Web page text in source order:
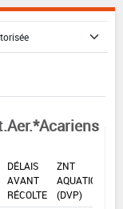
DÉLAIS
AVANT
RÉCOLTE
ZNT
AQUATIQUE
(DVP)